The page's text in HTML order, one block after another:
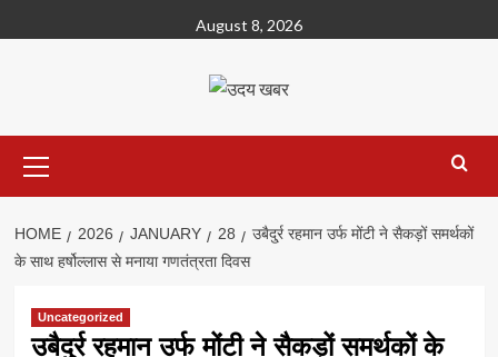
to
August 8, 2026
Menu
HOME 2026 JANUARY 28
उबैदु्र्र रहमान उर्फ मोंटी ने सैकड़ों समर्थकों
के साथ हर्षोल्लास से मनाया गणतंत्रता दिवस
Uncategorized
उबैदु्र्र रहमान उर्फ मोंटी ने सैकड़ों समर्थकों के